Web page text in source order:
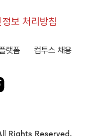
정보 처리방침
랫폼 컴투스 채용
Rights Reserved.